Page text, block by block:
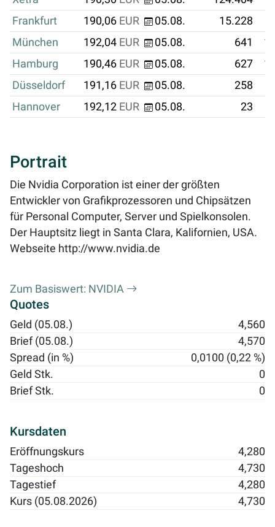
Frankfurt
190,06 EUR 05.08. 15.228
München
192,04 EUR 05.08. 641
Hamburg
190,46 EUR 05.08. 627
Düsseldorf
191,16 EUR 05.08. 258
Hannover
192,12 EUR 05.08. 23
Portrait
Die Nvidia Corporation ist einer der größten
Entwickler von Grafikprozessoren und Chipsätzen
für Personal Computer, Server und Spielkonsolen.
Der Hauptsitz liegt in Santa Clara, Kalifornien, USA.
Webseite http://www.nvidia.de
Zum Basiswert: NVIDIA
Quotes
Geld (05.08.)
4,560
Brief (05.08.)
4,570
Spread (in %)
0,0100 (0,22 %)
Geld Stk.
0
Brief Stk.
0
Kursdaten
Eröffnungskurs
4,280
Tageshoch
4,730
Tagestief
4,280
Kurs (05.08.2026)
4,730